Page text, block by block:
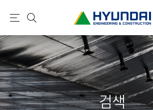
현
건
설
(
H
Y
메
뉴
검
색
검색